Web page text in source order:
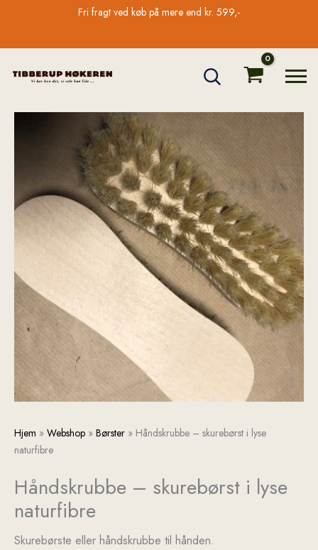
Fri fragt ved køb på mere end kr. 599,-
Hjem » Webshop » Børster » Håndskrubbe – skurebørst i lyse
naturfibre
Håndskrubbe – skurebørst i lyse
naturfibre
Skurebørste eller håndskrubbe til hånden.
Håndskrubbe
-
naturfibre
antal